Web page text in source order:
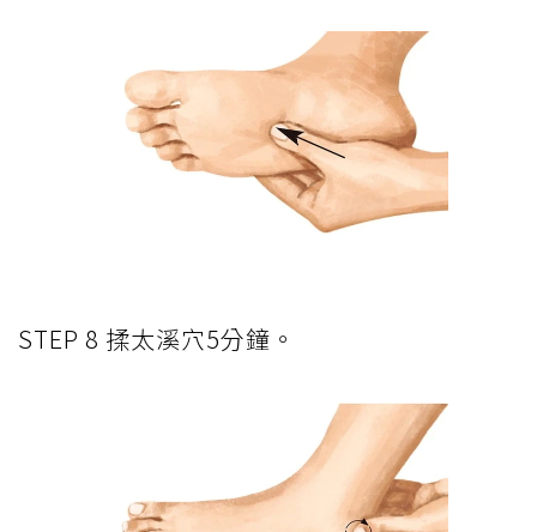
STEP 8 揉太溪穴5分鐘。